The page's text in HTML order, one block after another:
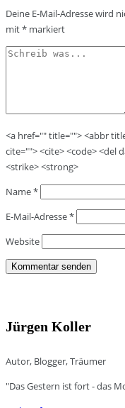
Deine E-Mail-Adresse wird
mit* markiert
<a href="" title=""> <abbr
cite=""> <cite> <code> <del
<strike> <strong>
Name*
E-Mail-Adresse*
Website
Jürgen Koller
Autor, Blogger, Träumer
"Das Gestern ist fort - das